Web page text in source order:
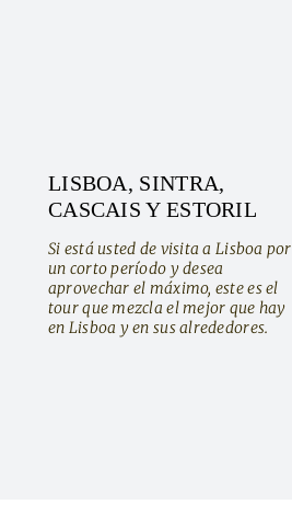
LISBOA, SINTRA,
CASCAIS Y ESTORIL
Si está usted de visita a Lisboa por
un corto período y desea
aprovechar el máximo, este es el
tour que mezcla el mejor que hay
en Lisboa y en sus alrededores.